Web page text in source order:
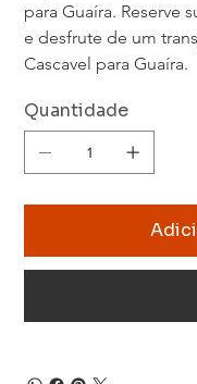
para Guaíra. Reserve
e desfrute de um
Cascavel para Guaíra.
Quantidade